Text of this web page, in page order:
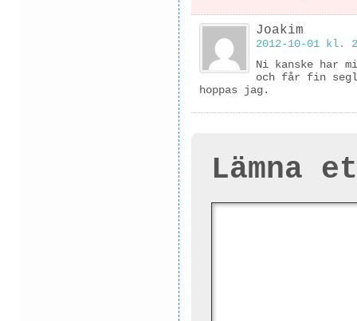
Joakim
2012-10-01 kl.
Ni kanske har
och får fin
hoppas jag.
Lämna